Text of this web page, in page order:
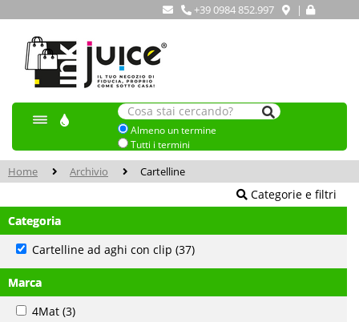
+39 0984 852.997 |
Almeno un termine
Tutti i termini
Home Archivio Cartelline
Categorie e filtri
Categoria
Cartelline ad aghi con clip (37)
Marca
4Mat (3)